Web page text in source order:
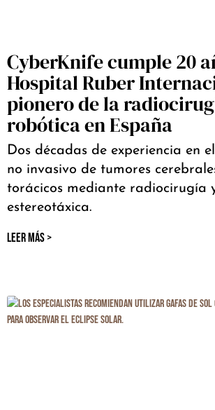
CyberKnife cumple 20
Hospital Ruber
pionero de la
robótica en España
Dos décadas de experiencia en
no invasivo de tumores
torácicos mediante radiocirugía
estereotáxica.
LEER MÁS >